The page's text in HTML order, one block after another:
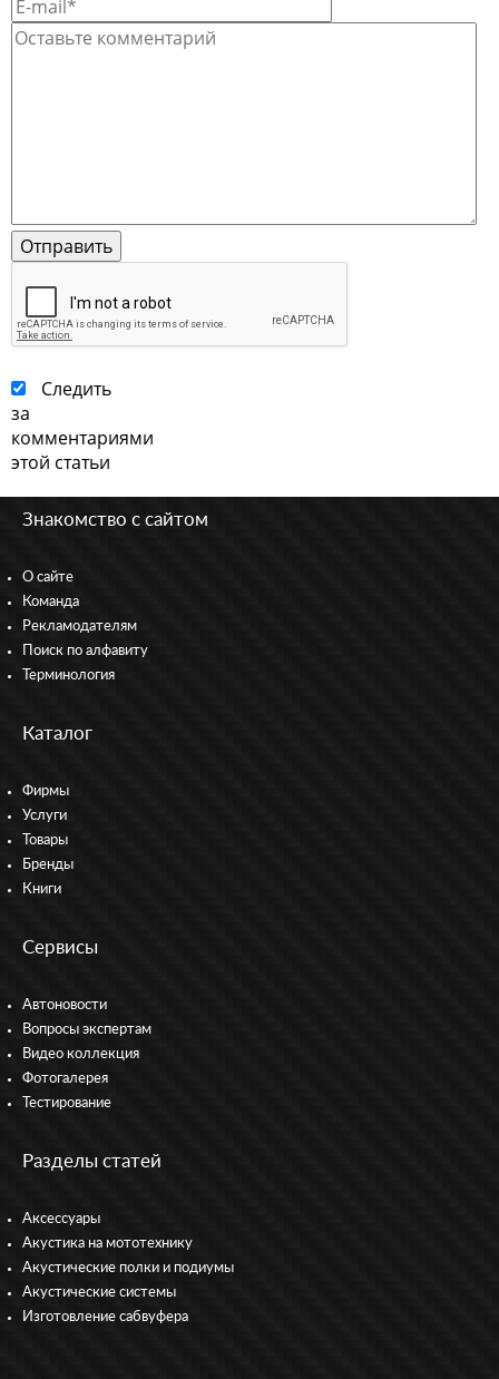
Следить
за
комментариями
этой статьи
Знакомство с сайтом
О сайте
Команда
Рекламодателям
Поиск по алфавиту
Терминология
Каталог
Фирмы
Услуги
Товары
Бренды
Книги
Сервисы
Автоновости
Вопросы экспертам
Видео коллекция
Фотогалерея
Тестирование
Разделы статей
Аксессуары
Акустика на мототехнику
Акустические полки и подиумы
Акустические системы
Изготовление сабвуфера